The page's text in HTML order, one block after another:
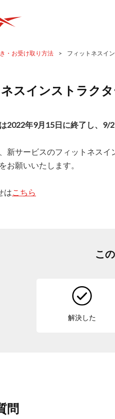
・お受け取り方法 > フィットネスイ
スインストラク
2022年9月15日に終了し、9/
新サービスのフィットネスイ
お願いいたします。
はこちら
こ
解決した
問